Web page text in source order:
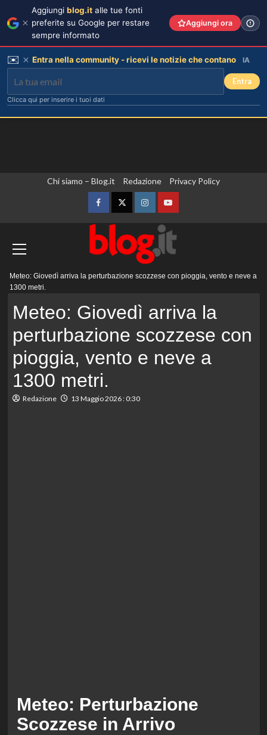
Chi siamo – Blog.it Redazione Privacy Policy
FacebookTwitterInstagramYouTube
principale
Meteo: Giovedì arriva la perturbazione scozzese con pioggia, vento e neve a
1300 metri.
Meteo: Giovedì arriva la
perturbazione scozzese con
pioggia, vento e neve a
1300 metri.
Redazione 13 Maggio 2026 : 0:30
Meteo: Perturbazione
Scozzese in Arrivo
Aggiungi blog.it alle tue fonti
preferite su Google per restare
sempre informato
Aggiungi ora
✉️ Entra nella community - ricevi le notizie che contano IA
Entra
Clicca qui per inserire i tuoi dati